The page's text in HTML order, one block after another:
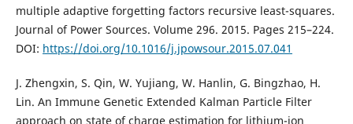
multiple adaptive forgetting factors recursive least-squares.
Journal of Power Sources. Volume 296. 2015. Pages 215–224.
DOI: https://doi.org/10.1016/j.jpowsour.2015.07.041
J. Zhengxin, S. Qin, W. Yujiang, W. Hanlin, G. Bingzhao, H.
Lin. An Immune Genetic Extended Kalman Particle Filter
approach on state of charge estimation for lithium-ion